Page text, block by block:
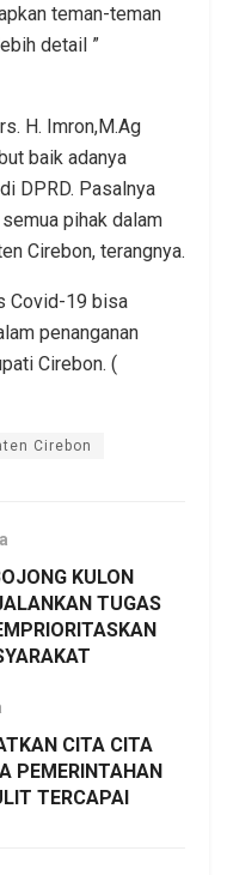
teman-teman
detail ”
H. Imron,M.Ag
baik adanya
DPRD. Pasalnya
pihak dalam
Cirebon, terangnya.
Covid-19 bisa
penanganan
Cirebon. (
Cirebon
KULON
TUGAS
CITA CITA
PEMERINTAHAN
TERCAPAI